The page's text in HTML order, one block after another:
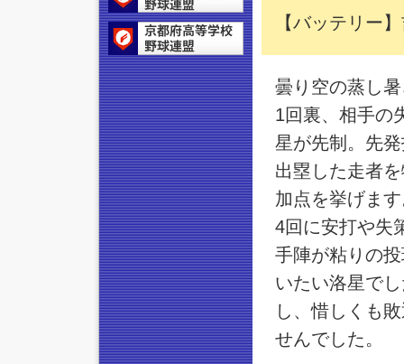
【バッテリー
曇り空の蒸し
1回裏、相手の
星が先制。先
出塁した走者
加点を挙げま
4回に安打や失
手陣が粘りの
いたい洛星で
し、惜しくも
せんでした。